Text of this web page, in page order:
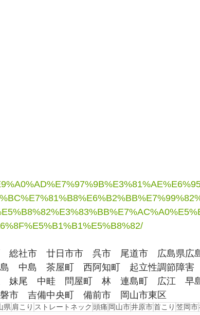
総社市　廿日市市　呉市　尾道市　広島県広
　中島　茶屋町　西阿知町　起立性調節障害
妹尾　中畦　問屋町　林　連島町　広江　早
市　吉備中央町　備前市　岡山市東区
県 肩こり ストレートネック 頭痛 岡山市井原市首こり 笠岡市